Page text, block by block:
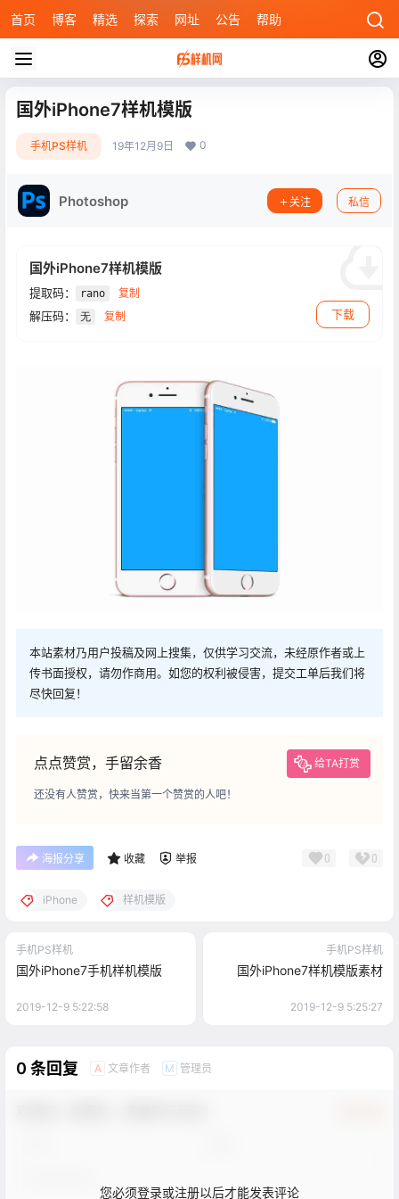
首页 博客 精选 探索 网址 公告 帮助
国外iPhone7样机模版
手机PS样机 19年12月9日 0
Photoshop 关注 私信
国外iPhone7样机模版
提取码： rano 复制
解压码： 无 复制 下载
本站素材乃用户投稿及网上搜集，仅供学习交流，未经原作者或上
传书面授权，请勿作商用。如您的权利被侵害，提交工单后我们将
尽快回复！
点点赞赏，手留余香 给TA打赏
还没有人赞赏，快来当第一个赞赏的人吧！
海报分享 收藏 举报 0 0
iPhone 样机模版
手机PS样机
国外iPhone7手机样机模版
2019-12-9 5:22:58
手机PS样机
国外iPhone7样机模版素材
2019-12-9 5:25:27
0 条回复 A 文章作者 M 管理员
您必须登录或注册以后才能发表评论